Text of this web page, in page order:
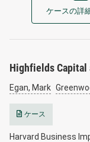
ケースの詳
Highfields Capital
Egan, Mark
ケース
Harvard Business